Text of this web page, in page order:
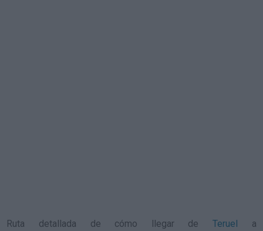
Ruta detallada de cómo llegar deTeruel a